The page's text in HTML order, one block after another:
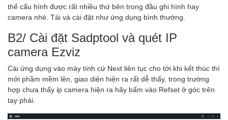
thể cấu hình được rất nhiều thứ bên trong đầu ghi hình hay
camera nhé. Tải và cài đặt như ứng dụng bình thường.
B2/ Cài đặt Sadptool và quét IP
camera Ezviz
Cài ứng dụng vào máy tính cứ Next liên tục cho tới khi kết thúc thì
mởi phầm mềm lên, giao diện hiện ra rất dễ thấy, trong trường
hợp chưa thấy ip camera hiện ra hãy bấm vào Refset ở góc trên
tay phải.